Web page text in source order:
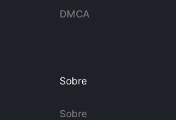
DMCA
Sobre
Sobre